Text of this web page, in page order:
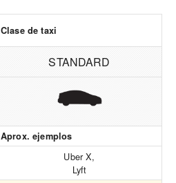
Clase de taxi
STANDARD
Aprox. ejemplos
Uber X,
Lyft